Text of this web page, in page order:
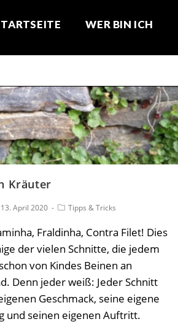
WER BIN ICH
Kräuter
13. April 2020 Tipps & Tricks
Fraldinha, Contra Filet! Dies
der vielen Schnitte, die jedem
von Kindes Beinen an
Denn jeder weiß: Jeder Schnitt
Geschmack, seine eigene
und seinen eigenen Auftritt.